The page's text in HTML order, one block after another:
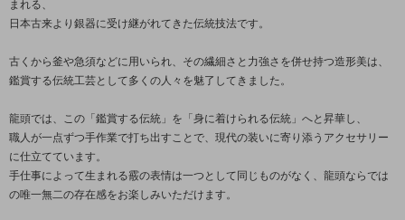
まれる、
日本古来より銀器に受け継がれてきた伝統技法です。
古くから釜や急須などに用いられ、その繊細さと力強さを併せ持つ造形美は、
鑑賞する伝統工芸として多くの人々を魅了してきました。
龍頭では、この「鑑賞する伝統」を「身に着けられる伝統」へと昇華し、
職人が一点ずつ手作業で打ち出すことで、現代の装いに寄り添うアクセサリー
に仕立てています。
手仕事によって生まれる霰の表情は一つとして同じものがなく、龍頭ならでは
の唯一無二の存在感をお楽しみいただけます。